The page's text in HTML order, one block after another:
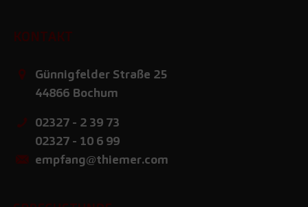
KONTAKT
Günnigfelder Straße 25
44866 Bochum
02327 - 2 39 73
02327 - 10 6 99
empfang@thiemer.com